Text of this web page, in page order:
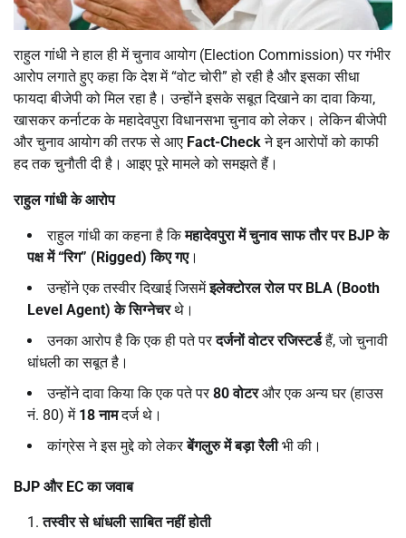
राहुल गांधी ने हाल ही में चुनाव आयोग (Election Commission) पर गंभीर
आरोप लगाते हुए कहा कि देश में “वोट चोरी” हो रही है और इसका सीधा
फायदा बीजेपी को मिल रहा है। उन्होंने इसके सबूत दिखाने का दावा किया,
खासकर कर्नाटक के महादेवपुरा विधानसभा चुनाव को लेकर। लेकिन बीजेपी
और चुनाव आयोग की तरफ से आए Fact-Checkने इन आरोपों को काफी
हद तक चुनौती दी है। आइए पूरे मामले को समझते हैं।
राहुल गांधी के आरोप
राहुल गांधी का कहना है किमहादेवपुरा में चुनाव साफ तौर पर BJPके
पक्ष में “रिग” (Rigged)किए गए।
उन्होंने एक तस्वीर दिखाई जिसमेंइलेक्टोरल रोल पर BLA (Booth
Level Agent)के सिग्नेचरथे।
उनका आरोप है कि एक ही पते परदर्जनों वोटर रजिस्टर्डहैं, जो चुनावी
धांधली का सबूत है।
उन्होंने दावा किया कि एक पते पर80वोटरऔर एक अन्य घर (हाउस
नं. 80) में 18नामदर्ज थे।
कांग्रेस ने इस मुद्दे को लेकरबेंगलुरु में बड़ा रैलीभी की।
BJP और ECका जवाब
तस्वीर से धांधली साबित नहीं होती